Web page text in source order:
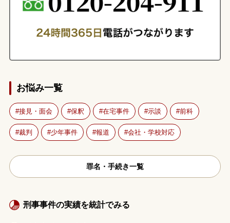
お悩み一覧
接見・面会 保釈 在宅事件 示談 前科
裁判 少年事件 報道 会社・学校対応
罪名・手続き一覧
刑事事件の実績を統計でみる